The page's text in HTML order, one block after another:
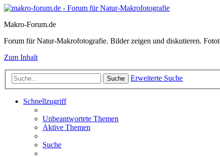
Makro-Forum.de
Forum für Natur-Makrofotografie. Bilder zeigen und diskutieren.
Zum Inhalt
Suche Erweiterte Suche
Schnellzugriff
Unbeantwortete Themen
Aktive Themen
Suche